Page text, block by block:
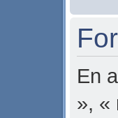
En
», «